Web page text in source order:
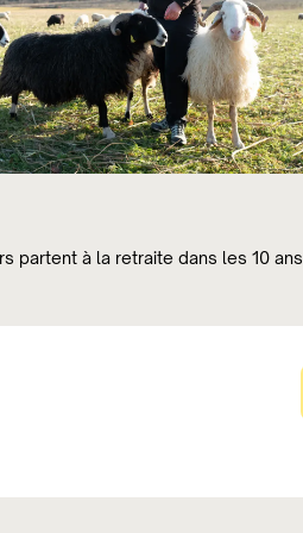
partent à la retraite dans les 10 ans